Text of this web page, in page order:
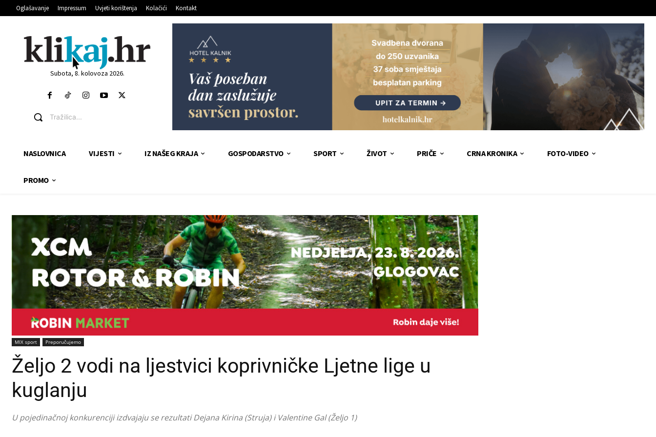
Oglašavanje Impressum Uvjeti korištenja Kolačići Kontakt
Subota, 8. kolovoza 2026.
Tražilica...
NASLOVNICA VIJESTI IZ NAŠEG KRAJA GOSPODARSTVO SPORT ŽIVOT PRIČE CRNA KRONIKA FOTO-VIDEO
PROMO
MIX sport Preporučujemo
Željo 2 vodi na ljestvici koprivničke Ljetne lige u
kuglanju
U pojedinačnoj konkurenciji izdvajaju se rezultati Dejana Kirina (Struja) i Valentine Gal (Željo 1)